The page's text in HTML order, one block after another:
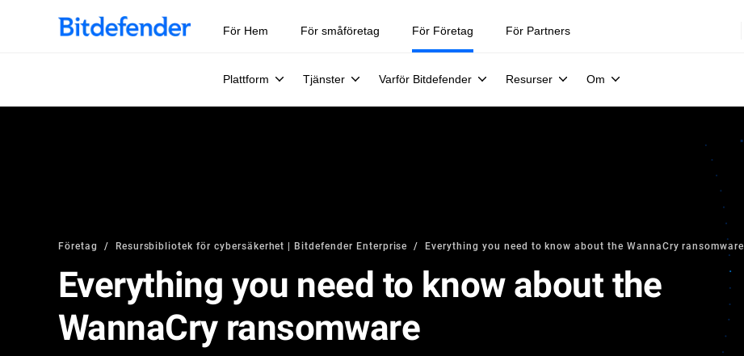
För Hem För småföretag För Företag
Plattform Tjänster Varför Bitdefender Resurser Om
För Partners
Företag Resursbibliotek för cybersäkerhet | Bitdefender Enterprise Everything you need to know about the WannaCry ransomware
Everything you need to know about the
WannaCry ransomware